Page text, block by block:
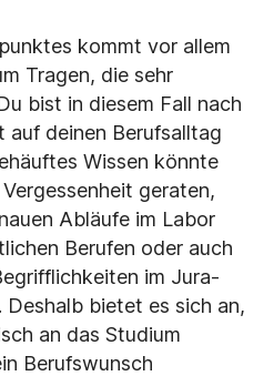
kommt vor allem
Tragen, die sehr
bist in diesem Fall nach
auf deinen Berufsalltag
Wissen könnte
geraten,
Abläufe im Labor
Berufen oder auch
im Jura-
bietet es sich an,
an das Studium
Berufswunsch